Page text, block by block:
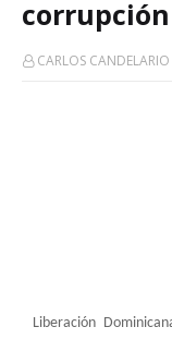
corrupción
CARLOS CANDELARIO
Liberación